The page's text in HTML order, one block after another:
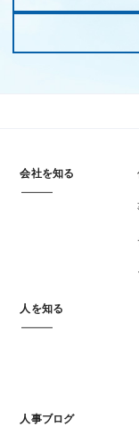
会社を知る
人を知る
人事ブログ